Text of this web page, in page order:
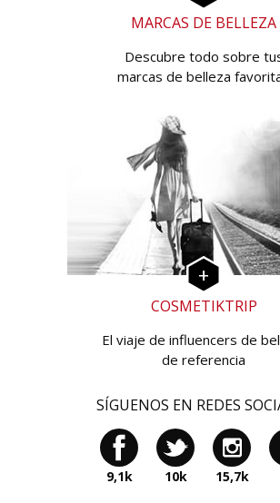
MARCAS DE BELLEZA
Descubre todo sobre
marcas de belleza
COSMETIKTRIP
El viaje de influencers de
de referencia
SÍGUENOS EN REDES
9,1k 10k 15,7k